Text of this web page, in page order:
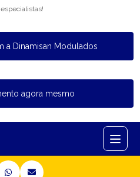
a Dinamisan Modulados
agora mesmo